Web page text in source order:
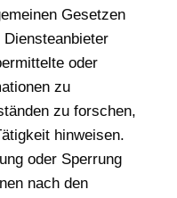
Gesetzen
oder
zu
zu forschen,
hinweisen.
oder Sperrung
nach den